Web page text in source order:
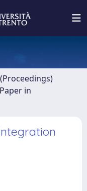
in